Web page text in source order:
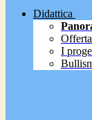
Didattica
I